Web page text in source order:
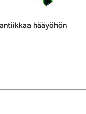
hää­yö­hön